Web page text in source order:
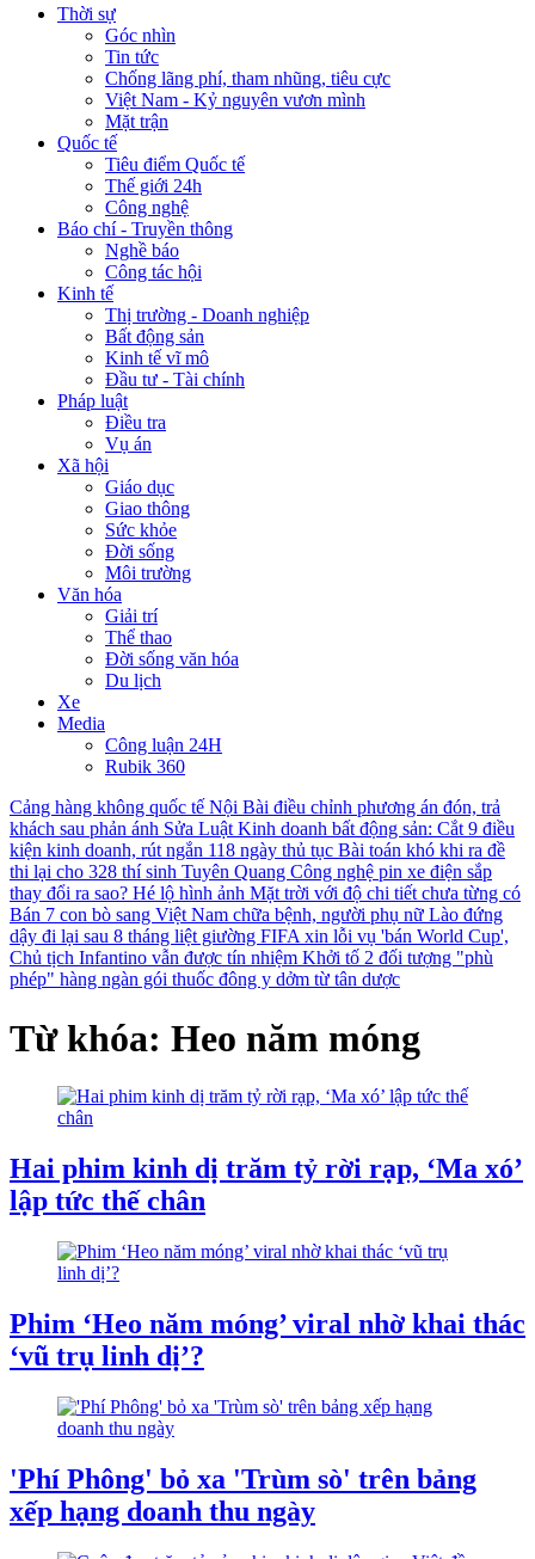
Thời sự
Góc nhìn
Tin tức
Chống lãng phí, tham nhũng, tiêu cực
Việt Nam - Kỷ nguyên vươn mình
Mặt trận
Quốc tế
Tiêu điểm Quốc tế
Thế giới 24h
Công nghệ
Báo chí - Truyền thông
Nghề báo
Công tác hội
Kinh tế
Thị trường - Doanh nghiệp
Bất động sản
Kinh tế vĩ mô
Đầu tư - Tài chính
Pháp luật
Điều tra
Vụ án
Xã hội
Giáo dục
Giao thông
Sức khỏe
Đời sống
Môi trường
Văn hóa
Giải trí
Thể thao
Đời sống văn hóa
Du lịch
Xe
Media
Công luận 24H
Rubik 360
Cảng hàng không quốc tế Nội Bài điều chỉnh phương án đón, trả
khách sau phản ánh Sửa Luật Kinh doanh bất động sản: Cắt 9 điều
kiện kinh doanh, rút ngắn 118 ngày thủ tục Bài toán khó khi ra đề
thi lại cho 328 thí sinh Tuyên Quang Công nghệ pin xe điện sắp
thay đổi ra sao? Hé lộ hình ảnh Mặt trời với độ chi tiết chưa từng có
Bán 7 con bò sang Việt Nam chữa bệnh, người phụ nữ Lào đứng
dậy đi lại sau 8 tháng liệt giường FIFA xin lỗi vụ 'bán World Cup',
Chủ tịch Infantino vẫn được tín nhiệm Khởi tố 2 đối tượng "phù
phép" hàng ngàn gói thuốc đông y dởm từ tân dược
Từ khóa: Heo năm móng
Hai phim kinh dị trăm tỷ rời rạp, ‘Ma xó’
lập tức thế chân
Phim ‘Heo năm móng’ viral nhờ khai thác
‘vũ trụ linh dị’?
'Phí Phông' bỏ xa 'Trùm sò' trên bảng
xếp hạng doanh thu ngày